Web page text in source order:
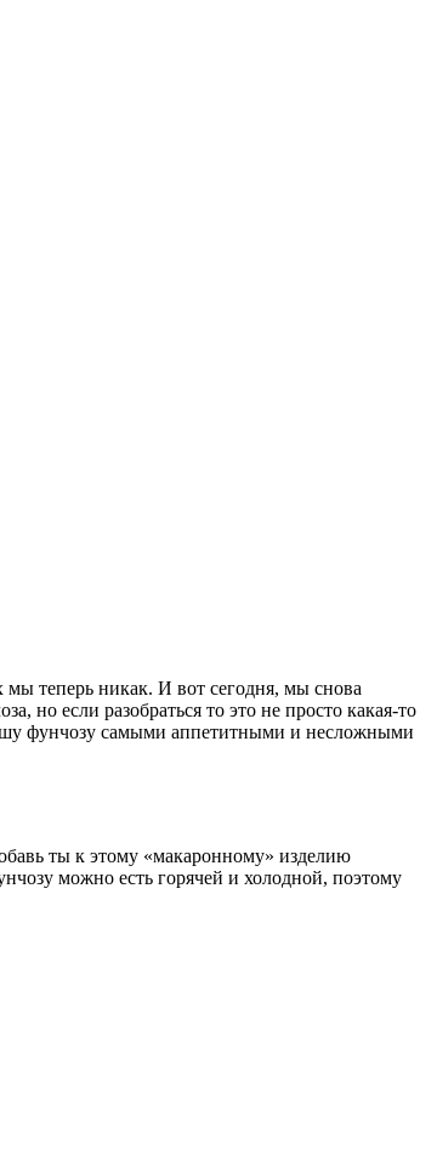
мы теперь никак. И вот сегодня, мы снова
но если разобраться то это не просто какая-то
фунчозу самыми аппетитными и несложными
ты к этому «макаронному» изделию
можно есть горячей и холодной, поэтому